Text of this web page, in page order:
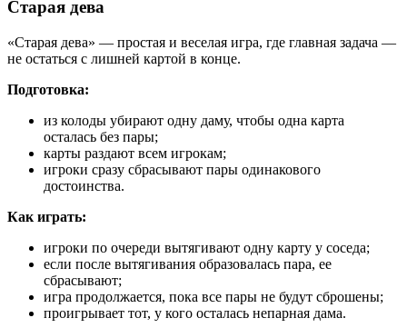
Старая дева
«Старая дева» — простая и веселая игра, где главная задача —
не остаться с лишней картой в конце.
Подготовка:
из колоды убирают одну даму, чтобы одна карта
осталась без пары;
карты раздают всем игрокам;
игроки сразу сбрасывают пары одинакового
достоинства.
Как играть:
игроки по очереди вытягивают одну карту у соседа;
если после вытягивания образовалась пара, ее
сбрасывают;
игра продолжается, пока все пары не будут сброшены;
проигрывает тот, у кого осталась непарная дама.